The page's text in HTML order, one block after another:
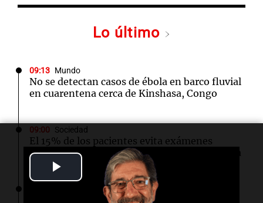
Video
Lo último
09:13 Mundo
No se detectan casos de ébola en barco fluvial
en cuarentena cerca de Kinshasa, Congo
09:00 Sociedad
El 15% de los pacientes evita exámenes
médicos por miedo a la resonancia magnética
Avances en el tratamiento del glioblastoma